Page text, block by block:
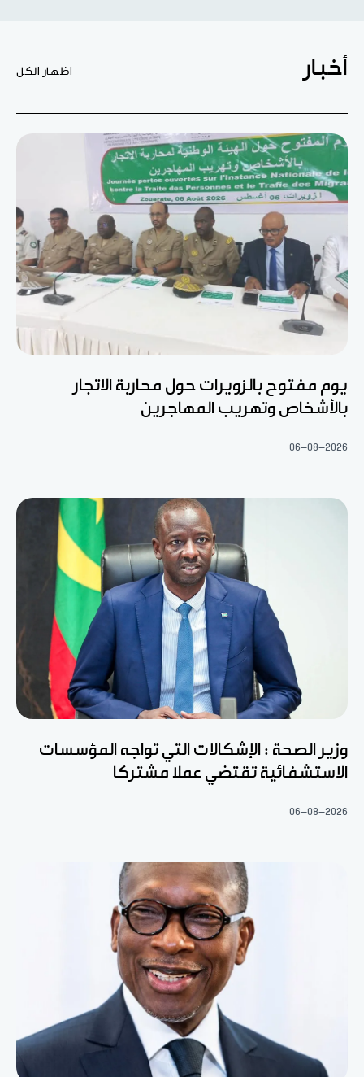
أخبار اظهار الكل
يوم مفتوح بالزويرات حول محاربة الاتجار
بالأشخاص وتهريب المهاجرين
06-08-2026
وزير الصحة : الإشكالات التي تواجه المؤسسات
الاستشفائية تقتضي عملا مشتركا
06-08-2026